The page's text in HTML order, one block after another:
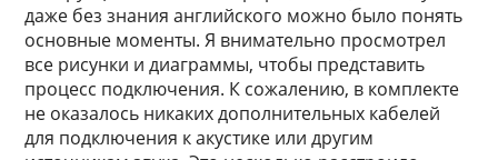
даже без знания английского можно было понять
основные моменты. Я внимательно просмотрел
все рисунки и диаграммы, чтобы представить
процесс подключения. К сожалению, в комплекте
не оказалось никаких дополнительных кабелей
для подключения к акустике или другим